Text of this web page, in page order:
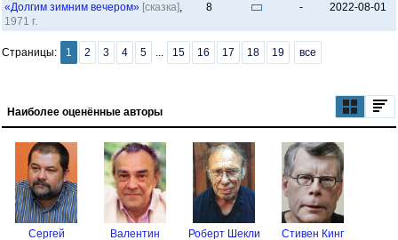
«Долгим зимним вечером» [сказка],
1971 г.
8 - 2022-08-01
Страницы: 1 2 3 4 5 ... 15 16 17 18 19 все
Наиболее оценённые авторы
Сергей Валентин Роберт Шекли Стивен Кинг